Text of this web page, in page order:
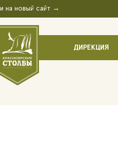
на новый сайт →
ДИРЕКЦИЯ